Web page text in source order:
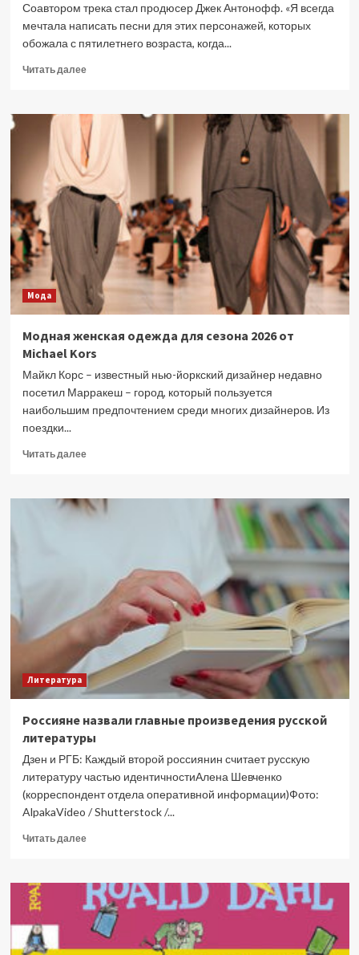
Соавтором трека стал продюсер Джек Антонофф. «Я всегда
мечтала написать песни для этих персонажей, которых
обожала с пятилетнего возраста, когда...
Читать далееПрочитать
Тейлор
Свифт
исполнила
детскую
мечту
в
«I
Knew
Knew
You»
Мода
Модная женская одежда для сезона 2026 от
Michael Kors
Майкл Корс – известный нью-йоркский дизайнер недавно
посетил Марракеш – город, который пользуется
наибольшим предпочтением среди многих дизайнеров. Из
поездки...
Читать далееПрочитать
Модная
женская
Michael
Литература
Россияне назвали главные произведения русской
литературы
Дзен и РГБ: Каждый второй россиянин считает русскую
литературу частью идентичностиАлена Шевченко
(корреспондент отдела оперативной информации)Фото:
AlpakaVideo / Shutterstock /...
Читать далееПрочитать
Россияне
назвали
главные
произведения
русской